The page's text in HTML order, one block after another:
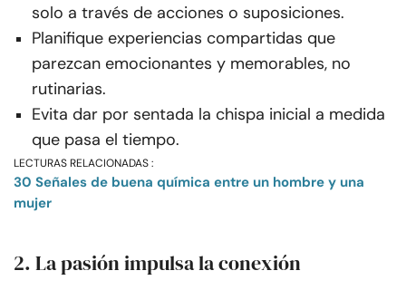
solo a través de acciones o suposiciones.
Planifique experiencias compartidas que
parezcan emocionantes y memorables, no
rutinarias.
Evita dar por sentada la chispa inicial a medida
que pasa el tiempo.
LECTURAS RELACIONADAS :
30 Señales de buena química entre un hombre y una
mujer
2. La pasión impulsa la conexión